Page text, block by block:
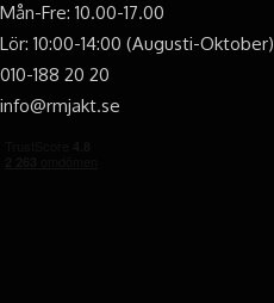
Mån-Fre: 10.00-17.00
Lör: 10:00-14:00 (Augusti-Oktober)
010-188 20 20
info@rmjakt.se